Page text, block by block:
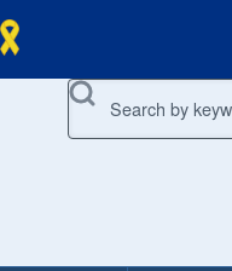
Search